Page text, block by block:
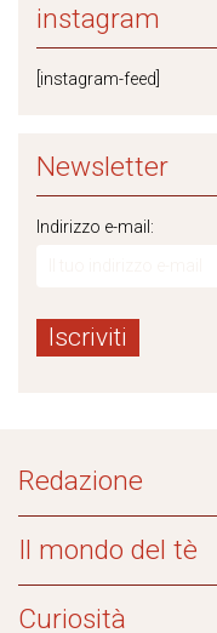
instagram
[instagram-feed]
Newsletter
Indirizzo e-mail:
Redazione
Il mondo del tè
Curiosità